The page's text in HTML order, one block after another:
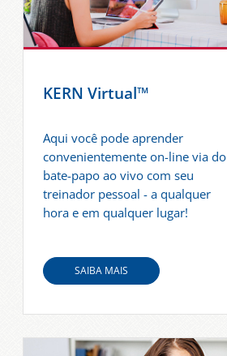
KERN Virtual™
Aqui você pode aprender
convenientemente on-line via do
bate-papo ao vivo com seu
treinador pessoal - a qualquer
hora e em qualquer lugar!
SAIBA MAIS